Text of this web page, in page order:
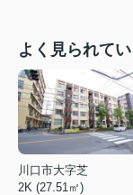
よく見られて
川口市大字芝
2K (27.51㎡)